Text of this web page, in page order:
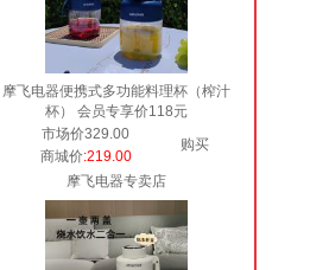
摩飞电器便携式多功能料理杯（榨汁
杯） 会员专享价118元
市场价329.00
购买
商城价:219.00
摩飞电器专卖店